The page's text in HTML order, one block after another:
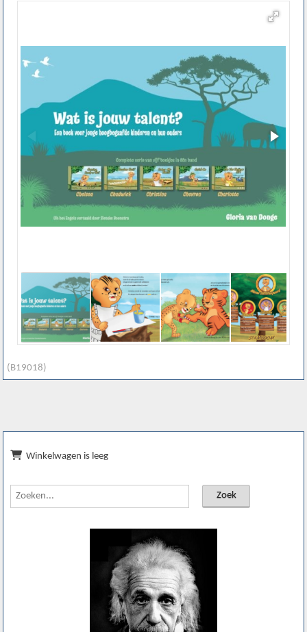
(B19018)
Winkelwagen is leeg